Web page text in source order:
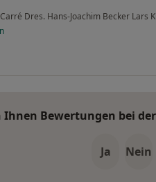
Dres. Hans-Joachim Becker Lars
Ihnen Bewertungen bei
Ja Nein